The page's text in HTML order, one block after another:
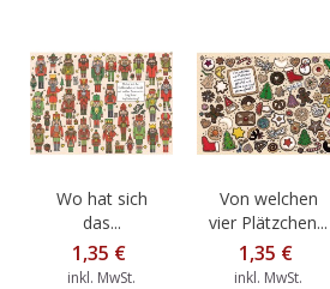
Wo hat sich
das...
1,35 €
inkl. MwSt.
Von welchen
vier Plätzchen...
1,35 €
inkl. MwSt.